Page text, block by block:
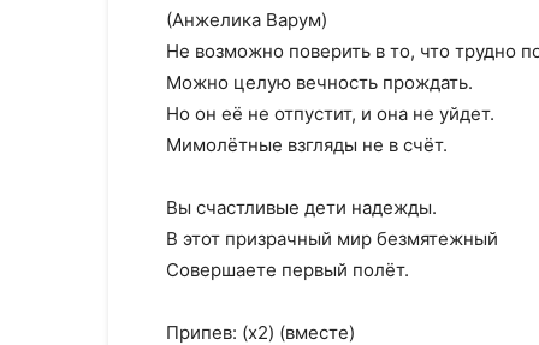
(Анжелика Варум)
Не возможно поверить в то, что трудно
Можно целую вечность прождать.
Но он её не отпустит, и она не уйдет.
Мимолётные взгляды не в счёт.
Вы счастливые дети надежды.
В этот призрачный мир безмятежный
Совершаете первый полёт.
Припев: (х2) (вместе)